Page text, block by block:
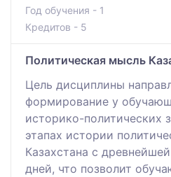
Год обучения - 1
Кредитов - 5
Политическая мысль
Цель дисциплины
формирование у
историко-политических
этапах истории
Казахстана с
дней, что позволит